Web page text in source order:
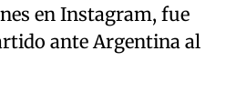
en Instagram, fue
ante Argentina al